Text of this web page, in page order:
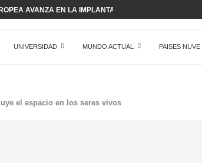
AVANZA EN LA IMPLANTACIÓN DE...
UNIVERSIDAD MUNDO ACTUAL PAISES NUVE
el espacio en los seres vivos